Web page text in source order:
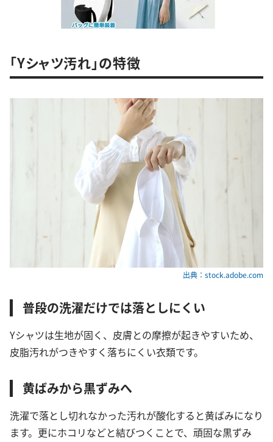
「Yシャツ汚れ」の特徴
出典：stock.adobe.com
普段の洗濯だけでは落としにくい
Yシャツは生地が固く、皮膚との摩擦が起きやすいため、
皮脂汚れがつきやすく落ちにくい衣類です。
黄ばみから黒ずみへ
洗濯で落とし切れなかった汚れが酸化すると黄ばみになり
ます。更にホコリなどと結びつくことで、頑固な黒ずみ